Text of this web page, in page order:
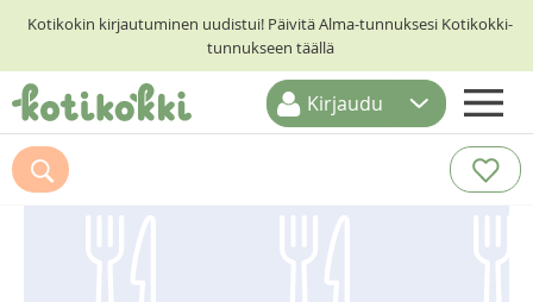
Kotikokin kirjautuminen uudistui! Päivitä Alma-tunnuksesi Kotikokki-
tunnukseen täällä
ETUSIVU
RESEPTIHAKU
Kirjaudu
Suosittelemme myös